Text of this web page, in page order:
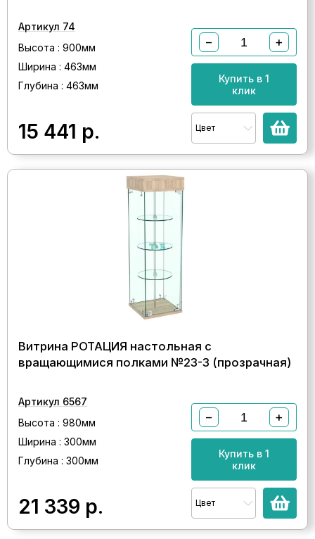
Артикул 74
Высота : 900мм
Ширина : 463мм
Глубина : 463мм
15 441 р.
− +
Купить в 1
клик
Цвет
Витрина РОТАЦИЯ настольная с
вращающимися полками №23-3 (прозрачная)
Артикул 6567
Высота : 980мм
Ширина : 300мм
Глубина : 300мм
21 339 р.
− +
Купить в 1
клик
Цвет